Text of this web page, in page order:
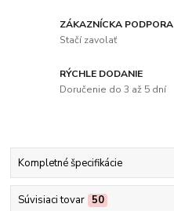
ZÁKAZNÍCKA PODPORA
Stačí zavolať
RÝCHLE DODANIE
Doručenie do 3 až 5 dní
Kompletné špecifikácie
Súvisiaci tovar 50